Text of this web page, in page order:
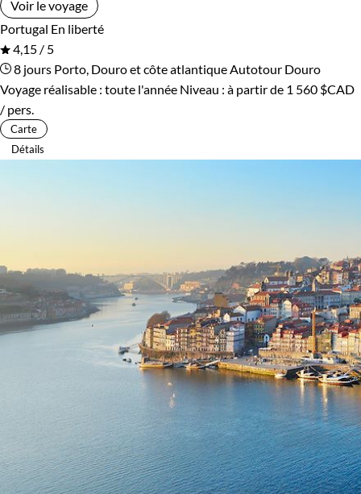
Voir le voyage
Portugal En liberté
4,15 / 5
8 jours Porto, Douro et côte atlantique Autotour Douro
Voyage réalisable : toute l'année Niveau : à partir de 1 560 $CAD
/ pers.
Carte
Détails